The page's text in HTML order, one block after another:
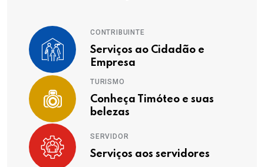
CONTRIBUINTE
Serviços ao Cidadão e
Empresa
TURISMO
Conheça Timóteo e suas
belezas
SERVIDOR
Serviços aos servidores